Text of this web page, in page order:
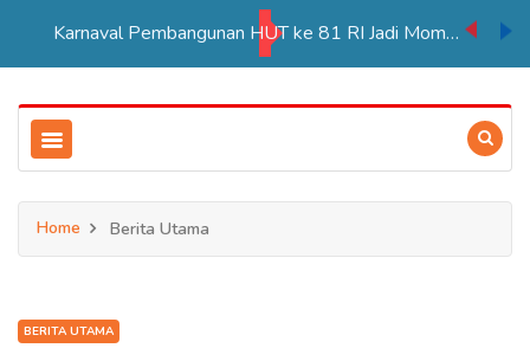
Karnaval Pembangunan HUT ke 81 RI Jadi Momentum Perkuat Persatuan di Merauke
Home Berita Utama
BERITA UTAMA